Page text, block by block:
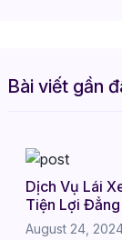
Bài viết gần
Dịch Vụ Lái
Tiện Lợi
August 24,